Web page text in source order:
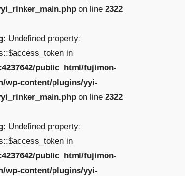
on line 2322
: Undefined property:
in
public_html/fujimon-
wp-content/plugins/yyi-
on line 2322
: Undefined property:
in
public_html/fujimon-
wp-content/plugins/yyi-